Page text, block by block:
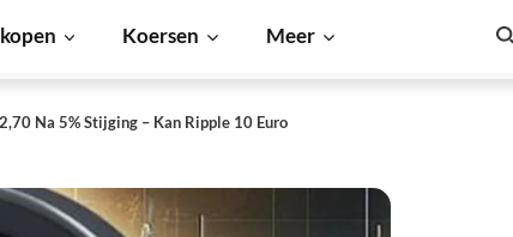
Koersen Meer
Na 5% Stijging – Kan Ripple 10 Euro